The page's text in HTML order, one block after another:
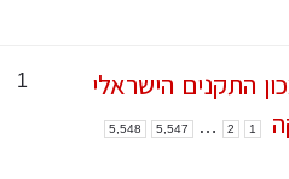
התקנים הישראלי
1
2
…
5,547
5,548
1